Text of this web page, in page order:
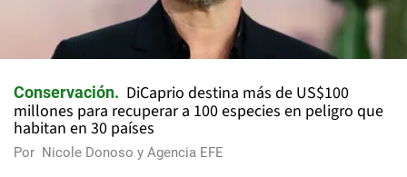
Conservación
DiCaprio destina más de US$100
millones para recuperar a 100 especies en peligro que
habitan en 30 países
Por Nicole Donoso y Agencia EFE